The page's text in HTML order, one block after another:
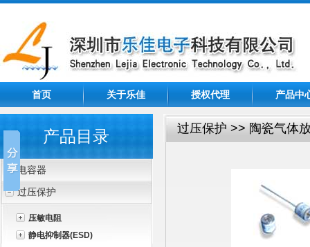
首页 关于乐佳 授权代理 产品中
产品目录
电容器
过压保护
压敏电阻
静电抑制器(ESD)
过压保护 >> 陶瓷气体